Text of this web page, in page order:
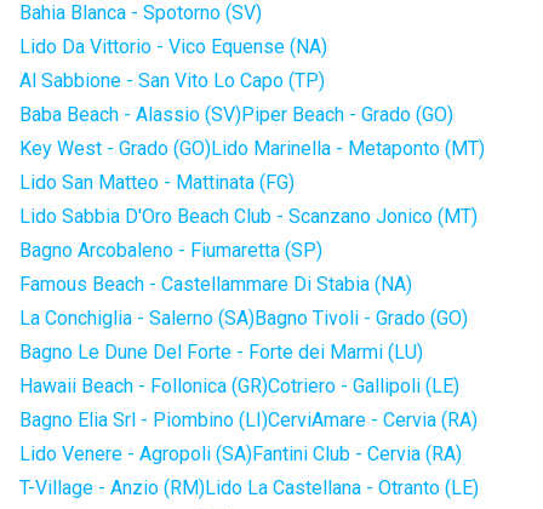
Bahia Blanca - Spotorno (SV)
Lido Da Vittorio - Vico Equense (NA)
Al Sabbione - San Vito Lo Capo (TP)
Baba Beach - Alassio (SV)Piper Beach - Grado (GO)
Key West - Grado (GO)Lido Marinella - Metaponto (MT)
Lido San Matteo - Mattinata (FG)
Lido Sabbia D'Oro Beach Club - Scanzano Jonico (MT)
Bagno Arcobaleno - Fiumaretta (SP)
Famous Beach - Castellammare Di Stabia (NA)
La Conchiglia - Salerno (SA)Bagno Tivoli - Grado (GO)
Bagno Le Dune Del Forte - Forte dei Marmi (LU)
Hawaii Beach - Follonica (GR)Cotriero - Gallipoli (LE)
Bagno Elia Srl - Piombino (LI)CerviAmare - Cervia (RA)
Lido Venere - Agropoli (SA)Fantini Club - Cervia (RA)
T-Village - Anzio (RM)Lido La Castellana - Otranto (LE)